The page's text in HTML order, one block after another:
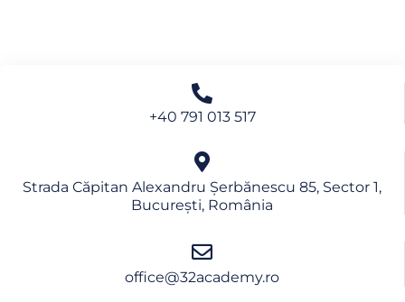
+40 791 013 517
Strada Căpitan Alexandru Șerbănescu 85, Sector 1,
București, România
office@32academy.ro
No thanks